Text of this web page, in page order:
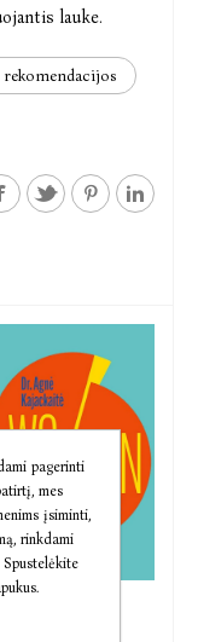
lauke.
rekomendacijos
pagerinti
mes
įsiminti,
rinkdami